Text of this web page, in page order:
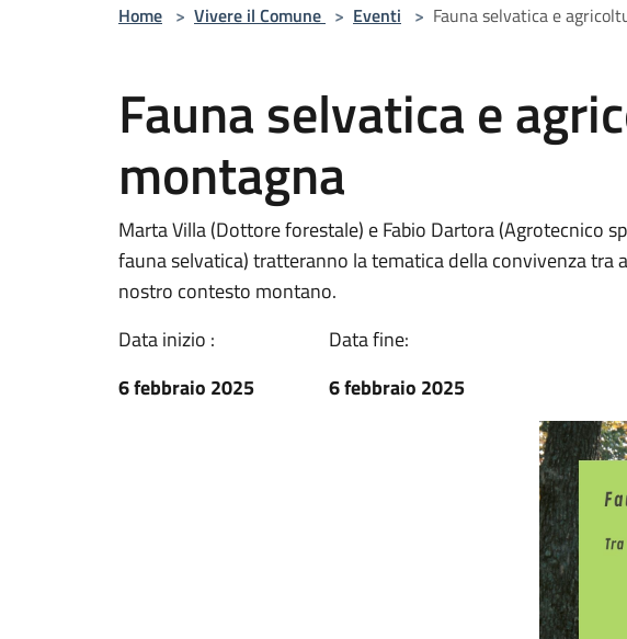
Home > Vivere il Comune > Eventi > Fauna selvatica e
Fauna selvatica e
montagna
Marta Villa (Dottore forestale) e Fabio Dartora (Agrotecnico
fauna selvatica) tratteranno la tematica della convivenza tra
nostro contesto montano.
Data inizio :
6 febbraio 2025
Data fine:
6 febbraio 2025